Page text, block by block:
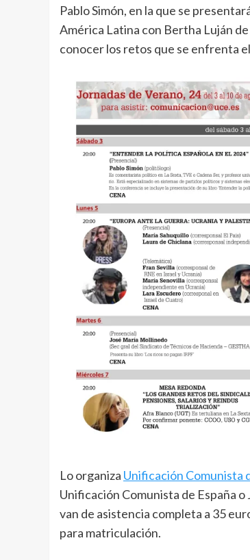
Pablo Simón, en la que se
América Latina con Bertha Luján
conocer los retos que se enfrenta el
Lo organiza Unificación Comunista
Unificación Comunista de España
van de asistencia completa a 35
para matriculación.